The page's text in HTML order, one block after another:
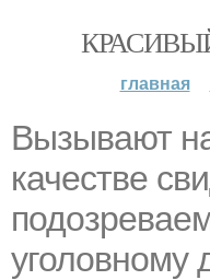
главная
Вызывают
качестве
уголовному